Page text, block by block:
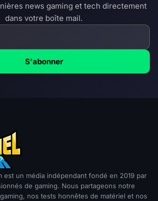
news gaming et tech directement
dans votre boîte mail.
S'abonner
est un média indépendant fondé en 2019 par
de gaming. Nous partageons notre
nos tests honnêtes de matériel et nos